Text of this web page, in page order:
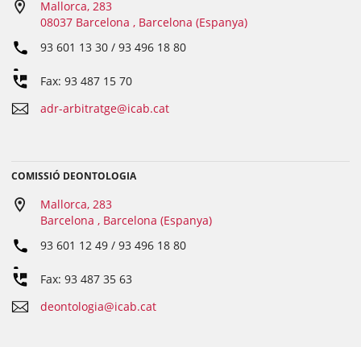
Mallorca, 283
08037 Barcelona , Barcelona (Espanya)
93 601 13 30 / 93 496 18 80
Fax: 93 487 15 70
adr-arbitratge@icab.cat
COMISSIÓ DEONTOLOGIA
Mallorca, 283
Barcelona , Barcelona (Espanya)
93 601 12 49 / 93 496 18 80
Fax: 93 487 35 63
deontologia@icab.cat